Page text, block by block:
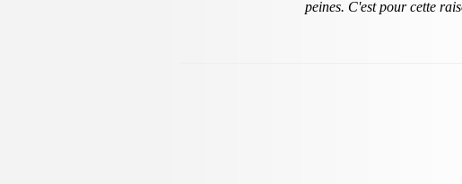
peines. C'est pour cette